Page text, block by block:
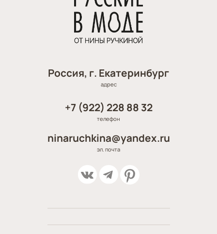
Россия, г. Екатеринбург
адрес
+7 (922) 228 88 32
телефон
ninaruchkina@yandex.ru
эл. почта